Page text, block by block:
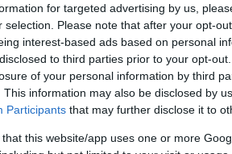
for targeted advertising by us,
selection. Please note that after your opt-
interest-based ads based on personal
to third parties prior to your opt-
of your personal information by third
This information may also be disclosed by
Participants that may further disclose it to
that this website/app uses one or more
ángulo superior izquierdo de la
tuvo que realizar una
partido europeo contra la